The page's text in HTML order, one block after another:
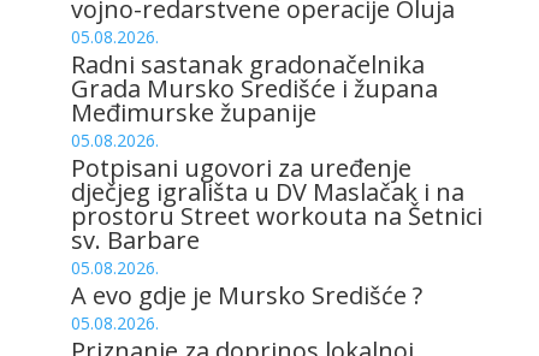
vojno-redarstvene operacije Oluja
05.08.2026.
Radni sastanak gradonačelnika
Grada Mursko Središće i župana
Međimurske županije
05.08.2026.
Potpisani ugovori za uređenje
dječjeg igrališta u DV Maslačak i na
prostoru Street workouta na Šetnici
sv. Barbare
05.08.2026.
A evo gdje je Mursko Središće ?
05.08.2026.